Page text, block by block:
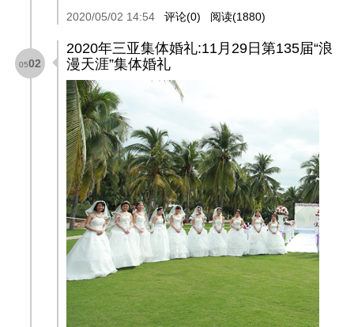
2020/05/02 14:54 评论(0) 阅读(1880)
0502
2020年三亚集体婚礼:11月29日第135届“浪
漫天涯”集体婚礼